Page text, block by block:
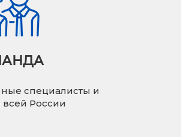
специалисты и
России